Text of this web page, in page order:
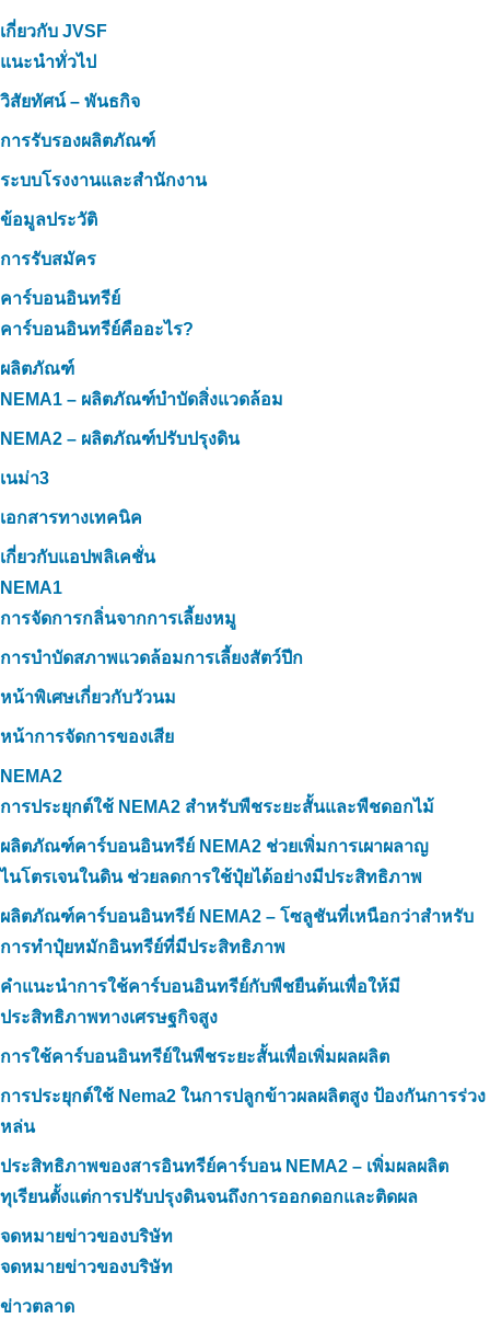
เกี่ยวกับ JVSF
แนะนำทั่วไป
วิสัยทัศน์ – พันธกิจ
การรับรองผลิตภัณฑ์
ระบบโรงงานและสำนักงาน
ข้อมูลประวัติ
การรับสมัคร
คาร์บอนอินทรีย์
คาร์บอนอินทรีย์คืออะไร?
ผลิตภัณฑ์
NEMA1 – ผลิตภัณฑ์บำบัดสิ่งแวดล้อม
NEMA2 – ผลิตภัณฑ์ปรับปรุงดิน
เนม่า3
เอกสารทางเทคนิค
เกี่ยวกับแอปพลิเคชั่น
NEMA1
การจัดการกลิ่นจากการเลี้ยงหมู
การบำบัดสภาพแวดล้อมการเลี้ยงสัตว์ปีก
หน้าพิเศษเกี่ยวกับวัวนม
หน้าการจัดการของเสีย
NEMA2
การประยุกต์ใช้ NEMA2 สำหรับพืชระยะสั้นและพืชดอกไม้
ผลิตภัณฑ์คาร์บอนอินทรีย์ NEMA2 ช่วยเพิ่มการเผาผลาญ
ไนโตรเจนในดิน ช่วยลดการใช้ปุ๋ยได้อย่างมีประสิทธิภาพ
ผลิตภัณฑ์คาร์บอนอินทรีย์ NEMA2 – โซลูชันที่เหนือกว่าสำหรับ
การทำปุ๋ยหมักอินทรีย์ที่มีประสิทธิภาพ
คำแนะนำการใช้คาร์บอนอินทรีย์กับพืชยืนต้นเพื่อให้มี
ประสิทธิภาพทางเศรษฐกิจสูง
การใช้คาร์บอนอินทรีย์ในพืชระยะสั้นเพื่อเพิ่มผลผลิต
การประยุกต์ใช้ Nema2 ในการปลูกข้าวผลผลิตสูง ป้องกันการร่วง
หล่น
ประสิทธิภาพของสารอินทรีย์คาร์บอน NEMA2 – เพิ่มผลผลิต
ทุเรียนตั้งแต่การปรับปรุงดินจนถึงการออกดอกและติดผล
จดหมายข่าวของบริษัท
จดหมายข่าวของบริษัท
ข่าวตลาด